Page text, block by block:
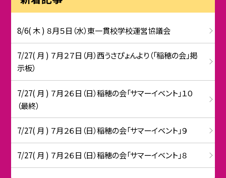
8/6( 木 ) ８月５日（水）東一貫校学校運営協議会
7/27( 月 ) ７月２７日（月）西うさぴょんより（「稲穂の会」掲
示板）
7/27( 月 ) ７月２６日（日）稲穂の会「サマーイベント」１０
（最終）
7/27( 月 ) ７月２６日（日）稲穂の会「サマーイベント」９
7/27( 月 ) ７月２６日（日）稲穂の会「サマーイベント」８